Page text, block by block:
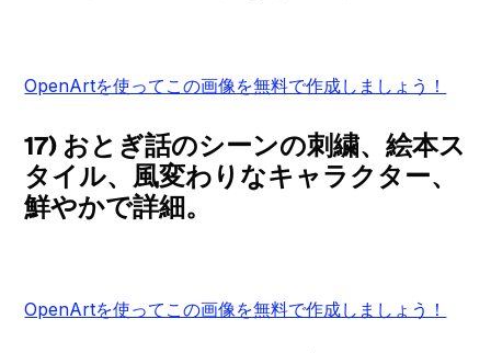
OpenArtを使ってこの画像を無料で作成しましょう！
17) おとぎ話のシーンの刺繍、絵本ス
タイル、風変わりなキャラクター、
鮮やかで詳細。
OpenArtを使ってこの画像を無料で作成しましょう！